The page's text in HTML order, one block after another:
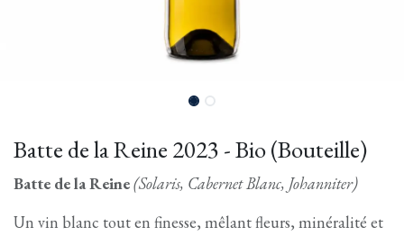
Batte de la Reine 2023 - Bio (Bouteille)
Batte de la Reine(Solaris, Cabernet Blanc, Johanniter)
Un vin blanc tout en finesse, mêlant fleurs, minéralité et